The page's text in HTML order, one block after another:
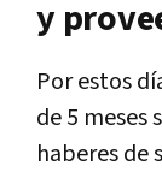
y
Por estos
de 5
haberes de